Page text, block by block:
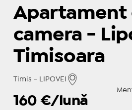
Apartament
camera -
Timisoara
Timis - LIPOVEI
160 €/lună